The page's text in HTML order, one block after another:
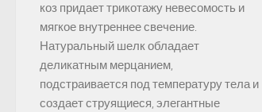
коз придает трикотажу невесомость и
мягкое внутреннее свечение.
Натуральный шелк обладает
деликатным мерцанием,
подстраивается под температуру тела и
создает струящиеся, элегантные